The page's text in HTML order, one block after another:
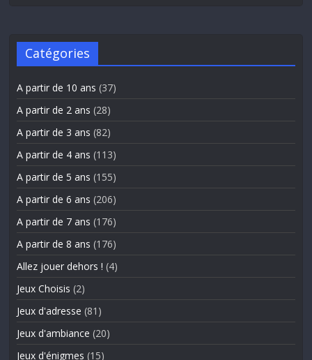
Catégories
A partir de 10 ans (37)
A partir de 2 ans (28)
A partir de 3 ans (82)
A partir de 4 ans (113)
A partir de 5 ans (155)
A partir de 6 ans (206)
A partir de 7 ans (176)
A partir de 8 ans (176)
Allez jouer dehors ! (4)
Jeux Choisis (2)
Jeux d'adresse (81)
Jeux d'ambiance (20)
Jeux d'énigmes (15)